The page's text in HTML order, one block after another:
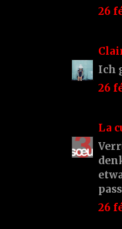
26
Ich
26
La
26